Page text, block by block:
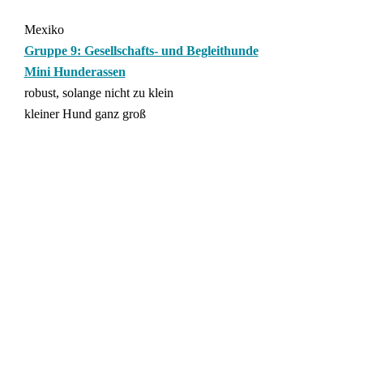
Mexiko
Gruppe 9: Gesellschafts- und Begleithunde
Mini Hunderassen
robust, solange nicht zu klein
kleiner Hund ganz groß